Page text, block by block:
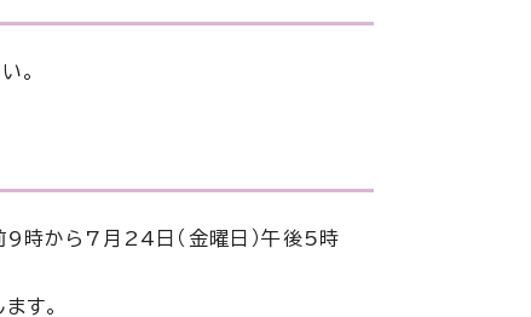
。
9時から7月24日（金曜日）午後5時
す。